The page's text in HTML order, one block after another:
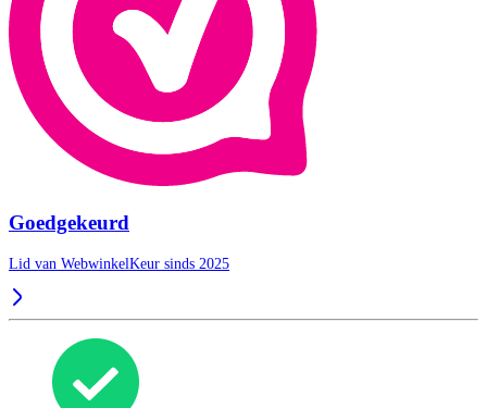
Goedgekeurd
Lid van WebwinkelKeur sinds 2025